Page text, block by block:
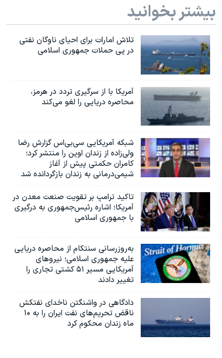
بیشتر بخوانید
تلاش امارات برای احیای ناوگان نفتی
در پی حملات جمهوری اسلامی
آمریکا با از سرگیری تردد در هرمز،
محاصره دریایی را لغو می‌کند
شبکه آمریکایی سی‌بی‌‌اس گزارش رضا
ولی‌زاده از زندان اوین را منتشر کرد؛
کامران حکمتی پیش از آغاز
شیمی‌درمانی به زندان بازگردانده شد
تاکید ترامپ بر تقویت صنعت معدن در
آمریکا؛ اشاره رئیس‌جمهوری به درگیری
با جمهوری اسلامی
به‌روزرسانی سنتکام از محاصره دریایی
علیه جمهوری اسلامی؛ نیروهای
آمریکایی مسیر ۵۱ کشتی تجاری را
تغییر دادند
دادگاهی در واشنگتن ناخدای نفتکش
ناقض تحریم‌های نفت ایران را به ۱۰
ماه زندان محکوم کرد